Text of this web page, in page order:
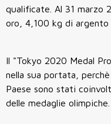
qualificate. Al 31 marzo
oro, 4,100 kg di argento
Il "Tokyo 2020 Medal
nella sua portata,
Paese sono stati
delle medaglie olimpiche.